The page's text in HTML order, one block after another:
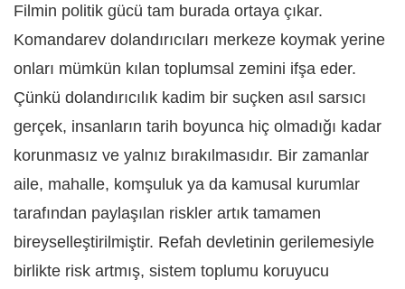
Filmin politik gücü tam burada ortaya çıkar.
Komandarev dolandırıcıları merkeze koymak yerine
onları mümkün kılan toplumsal zemini ifşa eder.
Çünkü dolandırıcılık kadim bir suçken asıl sarsıcı
gerçek, insanların tarih boyunca hiç olmadığı kadar
korunmasız ve yalnız bırakılmasıdır. Bir zamanlar
aile, mahalle, komşuluk ya da kamusal kurumlar
tarafından paylaşılan riskler artık tamamen
bireyselleştirilmiştir. Refah devletinin gerilemesiyle
birlikte risk artmış, sistem toplumu koruyucu